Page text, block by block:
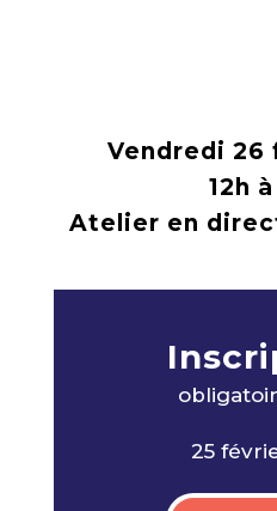
Vendredi 26
12h
Atelier en
25